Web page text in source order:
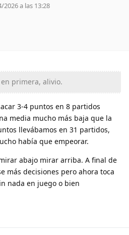
2026 a las 13:28
primera, alivio.
3-4 puntos en 8 partidos
media mucho más baja que la
llevábamos en 31 partidos,
había que empeorar.
abajo mirar arriba. A final de
más decisiones pero ahora toca
nada en juego o bien